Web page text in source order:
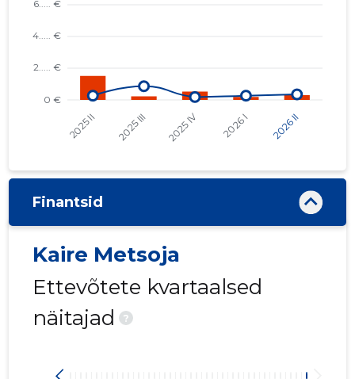
Finantsid
Kaire Metsoja
Ettevõtete kvartaalsed
näitajad
?